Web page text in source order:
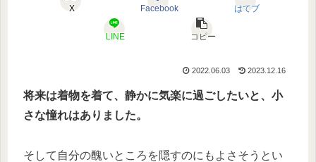
X Facebook はてブ
LINE コピー
2022.06.03 2023.12.16
将来は着物を着て、静かに気楽に過ごしたいと、小
さな憧れはありました。
そして自分の醜いところを隠すのにもよさそうとい